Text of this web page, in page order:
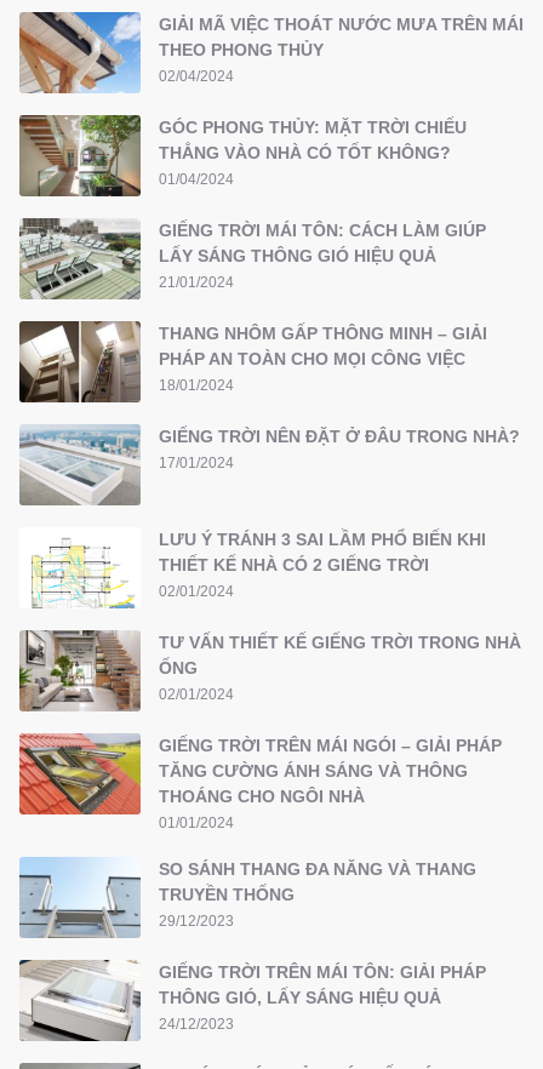
GIẢI MÃ VIỆC THOÁT NƯỚC MƯA TRÊN MÁI
THEO PHONG THỦY
02/04/2024
GÓC PHONG THỦY: MẶT TRỜI CHIẾU
THẲNG VÀO NHÀ CÓ TỐT KHÔNG?
01/04/2024
GIẾNG TRỜI MÁI TÔN: CÁCH LÀM GIÚP
LẤY SÁNG THÔNG GIÓ HIỆU QUẢ
21/01/2024
THANG NHÔM GẤP THÔNG MINH – GIẢI
PHÁP AN TOÀN CHO MỌI CÔNG VIỆC
18/01/2024
GIẾNG TRỜI NÊN ĐẶT Ở ĐÂU TRONG NHÀ?
17/01/2024
LƯU Ý TRÁNH 3 SAI LẦM PHỔ BIẾN KHI
THIẾT KẾ NHÀ CÓ 2 GIẾNG TRỜI
02/01/2024
TƯ VẤN THIẾT KẾ GIẾNG TRỜI TRONG NHÀ
ỐNG
02/01/2024
GIẾNG TRỜI TRÊN MÁI NGÓI – GIẢI PHÁP
TĂNG CƯỜNG ÁNH SÁNG VÀ THÔNG
THOÁNG CHO NGÔI NHÀ
01/01/2024
SO SÁNH THANG ĐA NĂNG VÀ THANG
TRUYỀN THỐNG
29/12/2023
GIẾNG TRỜI TRÊN MÁI TÔN: GIẢI PHÁP
THÔNG GIÓ, LẤY SÁNG HIỆU QUẢ
24/12/2023